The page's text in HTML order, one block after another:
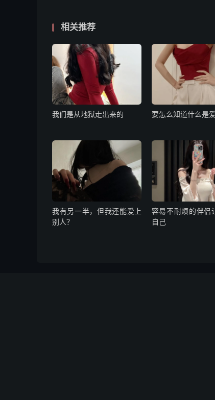
相关推荐
我们是从地狱走出来的 要怎么知道什么是爱
我有另一半，但我还能爱上
别人？
容易不耐烦的伴侣
自己